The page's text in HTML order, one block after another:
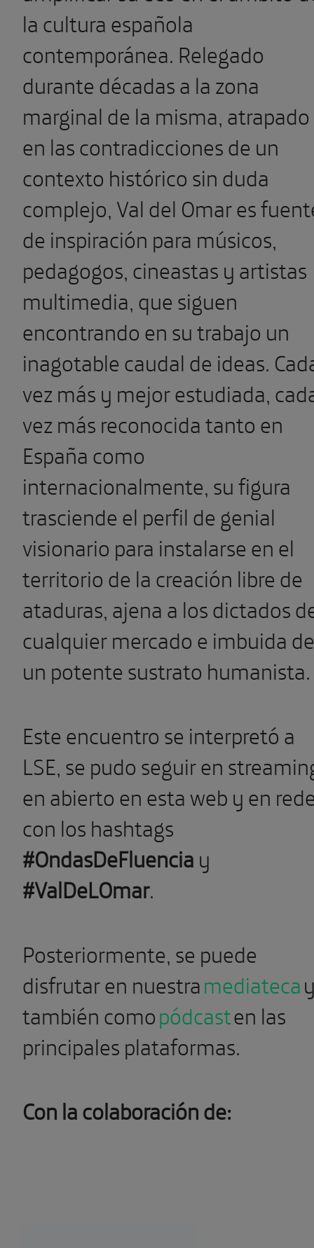
la cultura española
contemporánea. Relegado
durante décadas a la zona
marginal de la misma, atrapado
en las contradicciones de un
contexto histórico sin duda
complejo, Val del Omar es
de inspiración para músicos,
pedagogos, cineastas y artistas
multimedia, que siguen
encontrando en su trabajo un
inagotable caudal de ideas.
vez más y mejor estudiada,
vez más reconocida tanto en
España como
internacionalmente, su figura
trasciende el perfil de genial
visionario para instalarse en el
territorio de la creación libre de
ataduras, ajena a los dictados
cualquier mercado e imbuida de
un potente sustrato humanista.
Este encuentro se interpretó a
LSE, se pudo seguir en
en abierto en esta web y en
con los hashtags
#OndasDeFluenciay
#ValDeLOmar.
Posteriormente, se puede
disfrutar en nuestramediateca
también comopódcasten las
principales plataformas.
Con la colaboración de: